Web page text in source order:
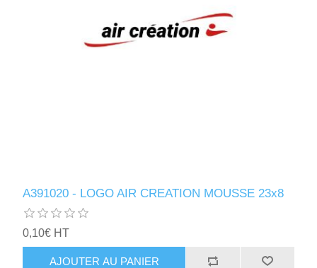
A391020 - LOGO AIR CREATION MOUSSE 23x8
0,10€ HT
AJOUTER AU PANIER